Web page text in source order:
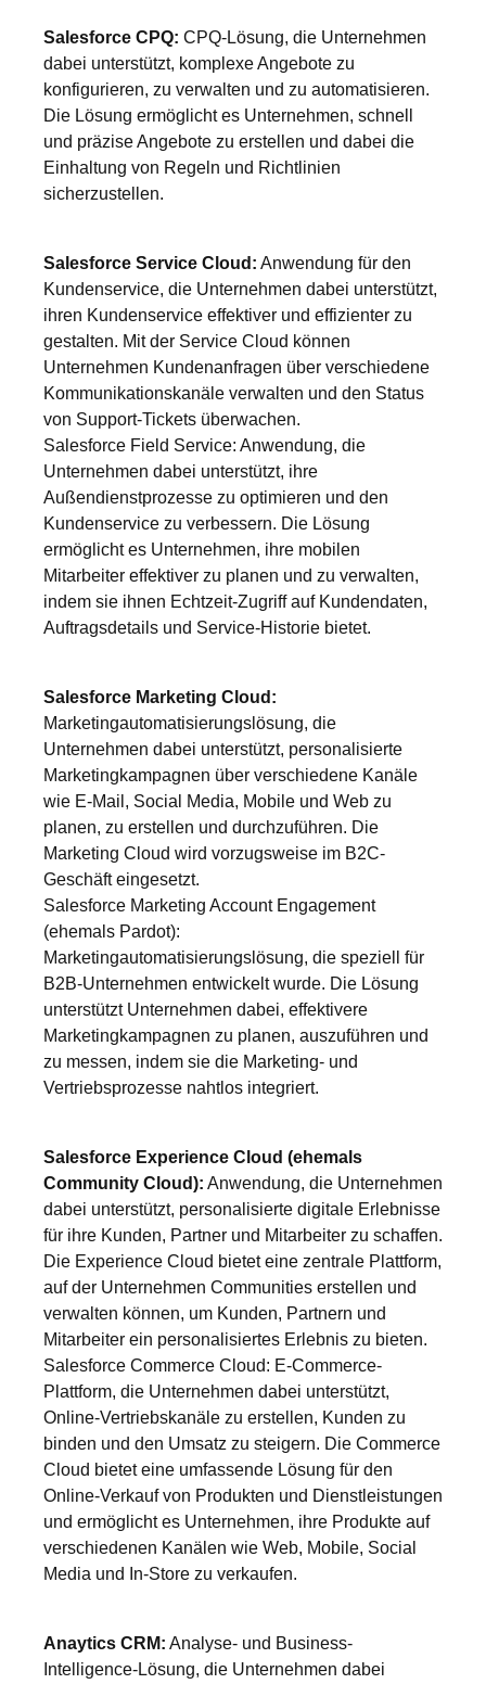
Salesforce CPQ: CPQ-Lösung, die Unternehmen
dabei unterstützt, komplexe Angebote zu
konfigurieren, zu verwalten und zu automatisieren.
Die Lösung ermöglicht es Unternehmen, schnell
und präzise Angebote zu erstellen und dabei die
Einhaltung von Regeln und Richtlinien
sicherzustellen.
Salesforce Service Cloud: Anwendung für den
Kundenservice, die Unternehmen dabei unterstützt,
ihren Kundenservice effektiver und effizienter zu
gestalten. Mit der Service Cloud können
Unternehmen Kundenanfragen über verschiedene
Kommunikationskanäle verwalten und den Status
von Support-Tickets überwachen.
Salesforce Field Service: Anwendung, die
Unternehmen dabei unterstützt, ihre
Außendienstprozesse zu optimieren und den
Kundenservice zu verbessern. Die Lösung
ermöglicht es Unternehmen, ihre mobilen
Mitarbeiter effektiver zu planen und zu verwalten,
indem sie ihnen Echtzeit-Zugriff auf Kundendaten,
Auftragsdetails und Service-Historie bietet.
Salesforce Marketing Cloud:
Marketingautomatisierungslösung, die
Unternehmen dabei unterstützt, personalisierte
Marketingkampagnen über verschiedene Kanäle
wie E-Mail, Social Media, Mobile und Web zu
planen, zu erstellen und durchzuführen. Die
Marketing Cloud wird vorzugsweise im B2C-
Geschäft eingesetzt.
Salesforce Marketing Account Engagement
(ehemals Pardot):
Marketingautomatisierungslösung, die speziell für
B2B-Unternehmen entwickelt wurde. Die Lösung
unterstützt Unternehmen dabei, effektivere
Marketingkampagnen zu planen, auszuführen und
zu messen, indem sie die Marketing- und
Vertriebsprozesse nahtlos integriert.
Salesforce Experience Cloud (ehemals
Community Cloud): Anwendung, die Unternehmen
dabei unterstützt, personalisierte digitale Erlebnisse
für ihre Kunden, Partner und Mitarbeiter zu schaffen.
Die Experience Cloud bietet eine zentrale Plattform,
auf der Unternehmen Communities erstellen und
verwalten können, um Kunden, Partnern und
Mitarbeiter ein personalisiertes Erlebnis zu bieten.
Salesforce Commerce Cloud: E-Commerce-
Plattform, die Unternehmen dabei unterstützt,
Online-Vertriebskanäle zu erstellen, Kunden zu
binden und den Umsatz zu steigern. Die Commerce
Cloud bietet eine umfassende Lösung für den
Online-Verkauf von Produkten und Dienstleistungen
und ermöglicht es Unternehmen, ihre Produkte auf
verschiedenen Kanälen wie Web, Mobile, Social
Media und In-Store zu verkaufen.
Anaytics CRM: Analyse- und Business-
Intelligence-Lösung, die Unternehmen dabei